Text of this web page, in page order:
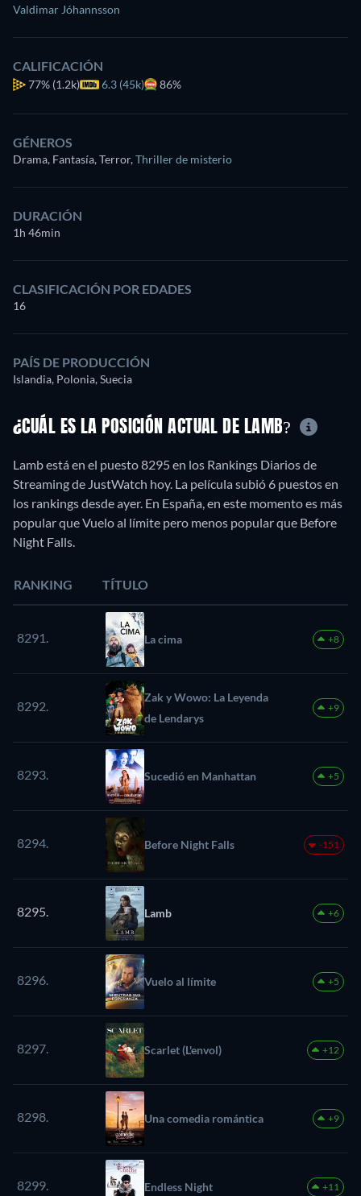
Valdimar Jóhannsson
CALIFICACIÓN
77% (1.2k) 6.3 (45k) 86%
GÉNEROS
Drama, Fantasía, Terror,Thriller de misterio
DURACIÓN
1h 46min
CLASIFICACIÓN POR EDADES
16
PAÍS DE PRODUCCIÓN
Islandia, Polonia, Suecia
¿CUÁL ES LA POSICIÓN ACTUAL DE LAMB?
Lamb está en el puesto 8295 en los Rankings Diarios de
Streaming de JustWatch hoy. La película subió 6 puestos en
los rankings desde ayer. En España, en este momento es más
popular que Vuelo al límite pero menos popular que Before
Night Falls.
RANKING TÍTULO
8291. La cima +8
8292.
Zak y Wowo: La Leyenda
de Lendarys
+9
8293. Sucedió en Manhattan +5
8294. Before Night Falls -151
8295. Lamb +6
8296. Vuelo al límite +5
8297. Scarlet (L'envol) +12
8298. Una comedia romántica +9
8299. Endless Night +11